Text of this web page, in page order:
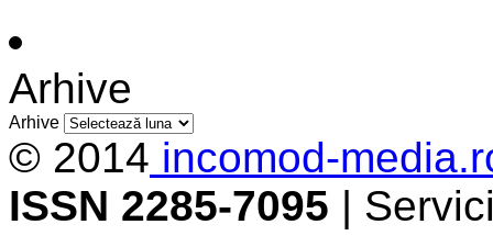
Arhive
Arhive
© 2014 incomod-
ISSN 2285-7095 |